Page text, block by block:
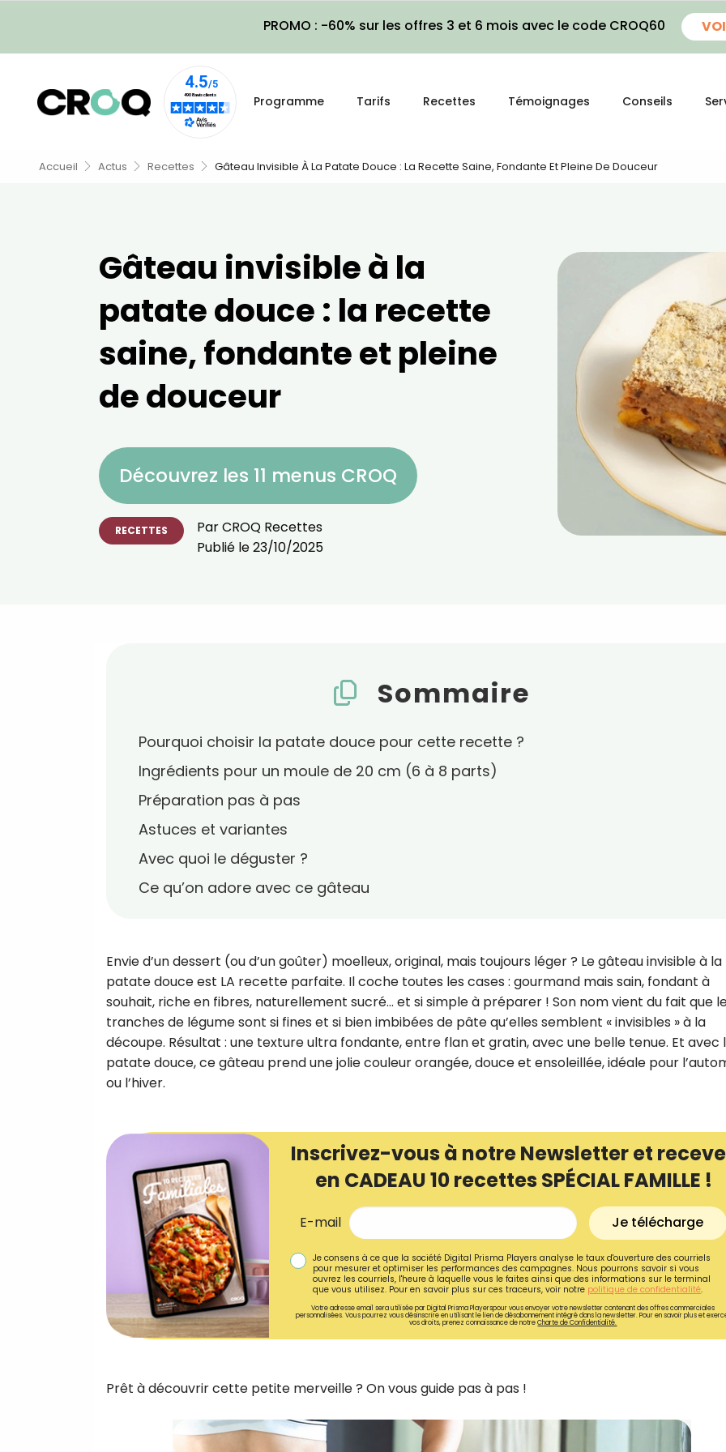
PROMO : -60% sur les offres 3 et 6 mois avec le code CROQ60
Programme Tarifs Recettes Témoignages Conseils
Accueil Actus Recettes Gâteau Invisible À La Patate Douce : La Recette Saine, Fondante Et Pleine De Douceur
Gâteau invisible à la
patate douce : la recette
saine, fondante et pleine
de douceur
Découvrez les 11 menus CROQ
RECETTES ParCROQ Recettes
Publié le23/10/2025
Sommaire
Pourquoi choisir la patate douce pour cette recette ?
Ingrédients pour un moule de 20 cm (6 à 8 parts)
Préparation pas à pas
Astuces et variantes
Avec quoi le déguster ?
Ce qu’on adore avec ce gâteau
Envie d’un dessert (ou d’un goûter) moelleux, original, mais toujours léger ? Le gâteau invisible à la
patate douce est LA recette parfaite. Il coche toutes les cases : gourmand mais sain, fondant à
souhait, riche en fibres, naturellement sucré… et si simple à préparer ! Son nom vient du fait que
tranches de légume sont si fines et si bien imbibées de pâte qu’elles semblent « invisibles » à la
découpe. Résultat : une texture ultra fondante, entre flan et gratin, avec une belle tenue. Et avec
patate douce, ce gâteau prend une jolie couleur orangée, douce et ensoleillée, idéale pour
ou l’hiver.
Inscrivez-vous à notre Newsletter et
en CADEAU 10 recettes SPÉCIAL FAMILLE !
E-mail Je télécharge
Je consens à ce que la société Digital Prisma Players analyse le taux d'ouverture des courriels
pour mesurer et optimiser les performances des campagnes. Nous pourrons savoir si vous
ouvrez les courriels, l'heure à laquelle vous le faites ainsi que des informations sur le terminal
que vous utilisez. Pour en savoir plus sur ces traceurs, voir notre politique de confidentialité.
Votre adresse email sera utilisée par Digital Prisma Playerspour vous envoyer votre newsletter contenant des offres commerciales
personnalisées. Vous pourrez vous désinscrire en utilisant le lien de désabonnement intégré dans la newsletter. Pour en savoir plus et
vos droits, prenez connaissance de notreCharte de Confidentialité.
Prêt à découvrir cette petite merveille ? On vous guide pas à pas !de nos meilleures
Ainsi que la newsletter